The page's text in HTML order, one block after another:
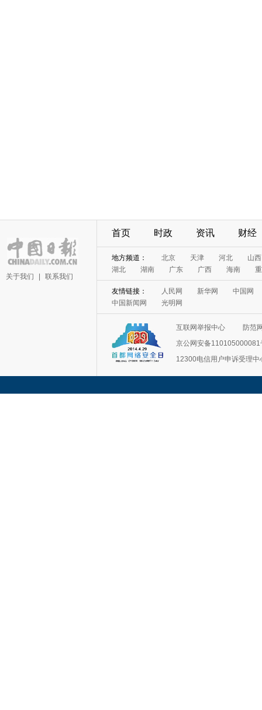
关于我们 联系我们
首页 时政 资讯 财经
地方频道： 北京 天津 河北
山西
湖北
湖南 广东 广西 海南
友情链接： 人民网 新华网
中国网
中国新闻网
光明网
互联网举报中心
防范
京公网安备110105000081
12300电信用户申诉受理中